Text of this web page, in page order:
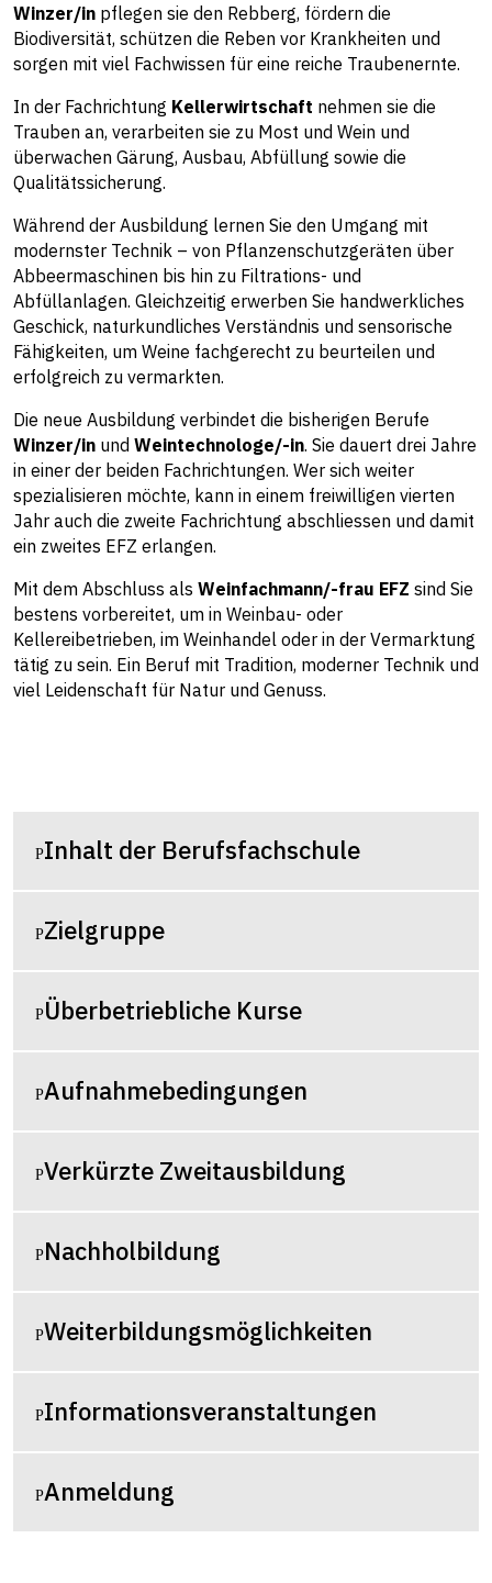
Winzer/in pflegen sie den Rebberg, fördern die
Biodiversität, schützen die Reben vor Krankheiten und
sorgen mit viel Fachwissen für eine reiche Traubenernte.
In der Fachrichtung Kellerwirtschaft nehmen sie die
Trauben an, verarbeiten sie zu Most und Wein und
überwachen Gärung, Ausbau, Abfüllung sowie die
Qualitätssicherung.
Während der Ausbildung lernen Sie den Umgang mit
modernster Technik – von Pflanzenschutzgeräten über
Abbeermaschinen bis hin zu Filtrations- und
Abfüllanlagen. Gleichzeitig erwerben Sie handwerkliches
Geschick, naturkundliches Verständnis und sensorische
Fähigkeiten, um Weine fachgerecht zu beurteilen und
erfolgreich zu vermarkten.
Die neue Ausbildung verbindet die bisherigen Berufe
Winzer/in und Weintechnologe/-in. Sie dauert drei Jahre
in einer der beiden Fachrichtungen. Wer sich weiter
spezialisieren möchte, kann in einem freiwilligen vierten
Jahr auch die zweite Fachrichtung abschliessen und damit
ein zweites EFZ erlangen.
Mit dem Abschluss als Weinfachmann/-frau EFZ sind Sie
bestens vorbereitet, um in Weinbau- oder
Kellereibetrieben, im Weinhandel oder in der Vermarktung
tätig zu sein. Ein Beruf mit Tradition, moderner Technik und
viel Leidenschaft für Natur und Genuss.
Inhalt der Berufsfachschule
Zielgruppe
Überbetriebliche Kurse
Aufnahmebedingungen
Verkürzte Zweitausbildung
Nachholbildung
Weiterbildungsmöglichkeiten
Informationsveranstaltungen
Anmeldung